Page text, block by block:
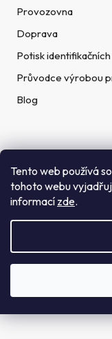
Tento web používá
tohoto webu
informací zde.
Provozovna
Doprava
Potisk
Průvodce výrobou
Blog
Rychlé
Telefon:
(+420) 272 702 212
info@getid.cz